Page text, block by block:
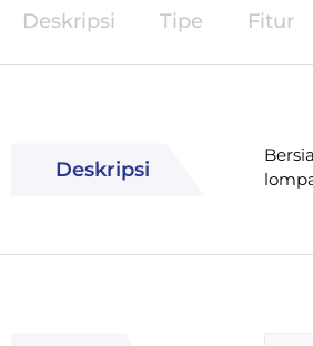
Deskripsi Tipe Fitur
Deskripsi